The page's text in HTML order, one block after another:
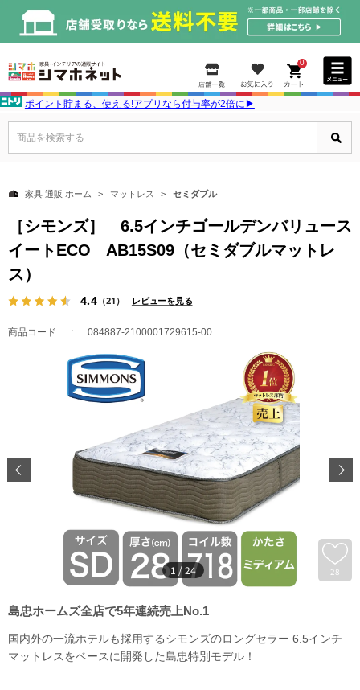
0
ポイント貯まる、使える!アプリなら付与率が2倍に▶
商品を検索する
家具 通販 ホーム マットレス セミダブル
［シモンズ］ 6.5インチゴールデンバリュース
イートECO AB15S09（セミダブルマットレ
ス）
4.4（21） レビューを見る
商品コード 084887-2100001729615-00
28
1 /24
島忠ホームズ全店で5年連続売上No.1
国内外の一流ホテルも採用するシモンズのロングセラー 6.5インチ
マットレスをベースに開発した島忠特別モデル！